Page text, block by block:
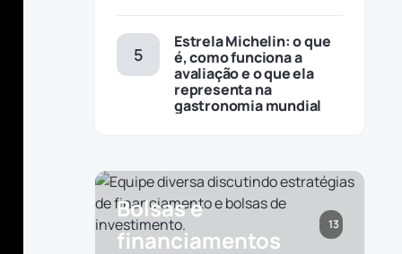
Estrela Michelin: o que
é, como funciona a
avaliação e o que ela
representa na
gastronomia mundial
Bolsas e
financiamentos
13